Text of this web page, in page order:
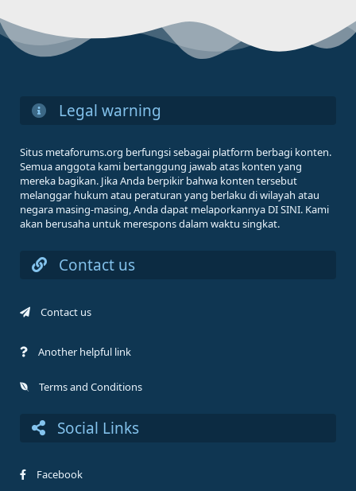
Legal warning
Situs metaforums.org berfungsi sebagai platform berbagi konten.
Semua anggota kami bertanggung jawab atas konten yang
mereka bagikan. Jika Anda berpikir bahwa konten tersebut
melanggar hukum atau peraturan yang berlaku di wilayah atau
negara masing-masing, Anda dapat melaporkannya DI SINI. Kami
akan berusaha untuk merespons dalam waktu singkat.
Contact us
Contact us
Another helpful link
Terms and Conditions
Social Links
Facebook